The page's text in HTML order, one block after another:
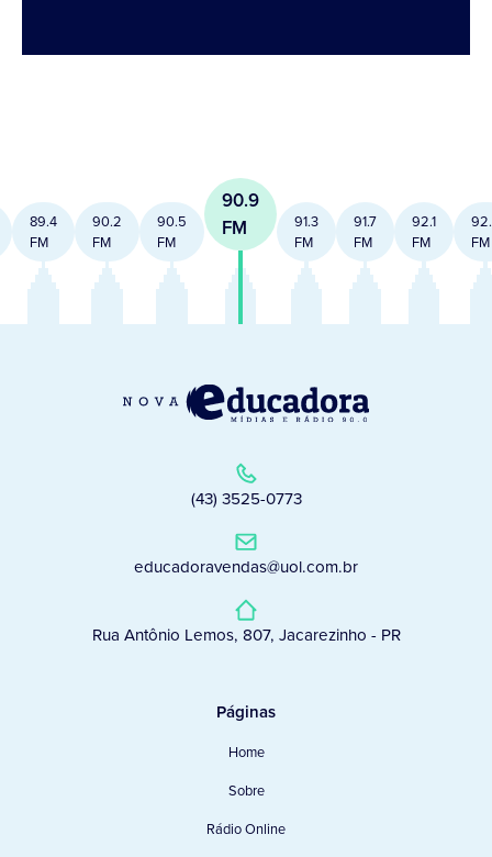
89.4
FM
90.2
FM
90.5
FM
90.9
FM
91.3
FM
91.7
FM
92.1
FM
FM
(43) 3525-0773
educadoravendas@uol.com.br
Rua Antônio Lemos, 807, Jacarezinho - PR
Páginas
Home
Sobre
Rádio Online